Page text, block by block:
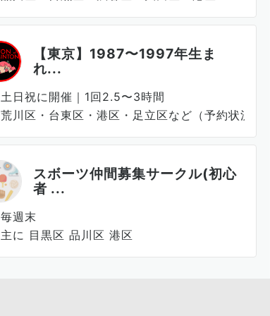
【東京】1987〜1997年生ま
れ...
土日祝に開催｜1回2.5〜3時間
荒川区・台東区・港区・足立区など（予約状況に
スボーツ仲間募集サークル(初心
者 ...
毎週末
主に 目黒区 品川区 港区